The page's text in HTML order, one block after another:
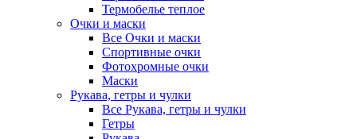
Термобелье теплое
Очки и маски
Все Очки и маски
Спортивные очки
Фотохромные очки
Маски
Рукава, гетры и чулки
Все Рукава, гетры и чулки
Гетры